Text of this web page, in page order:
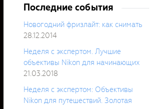
Последние события
Новогодний фризлайт: как снимать
28.12.2014
Неделя с экспертом. Лучшие
объективы Nikon для начинающих
21.03.2018
Неделя с экспертом: Объективы
Nikon для путешествий. Золотая